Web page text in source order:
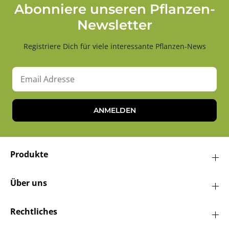
Abonniere unseren Pflanzen-
Newsletter
Registriere Dich für viele interessante Pflanzen-News
ANMELDEN
Produkte
Über uns
Rechtliches